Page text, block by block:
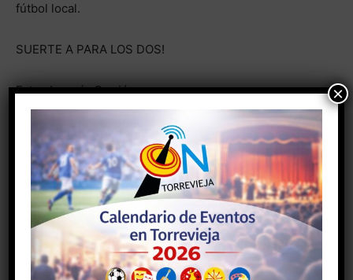
fútbol local.
SUERTE A PARA LOS DOS!
Foto: Joaquín Carrión.
- Anuncio -
×